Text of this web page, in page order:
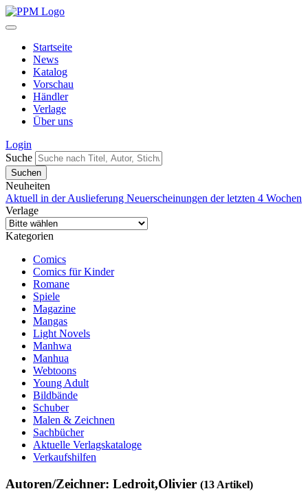
Startseite
News
Katalog
Vorschau
Händler
Verlage
Über uns
Login
Suche
Neuheiten
Aktuell in der Auslieferung Neuerscheinungen der letzten 4 Wochen
Verlage
Kategorien
Comics
Comics für Kinder
Romane
Spiele
Magazine
Mangas
Light Novels
Manhwa
Manhua
Webtoons
Young Adult
Bildbände
Schuber
Malen & Zeichnen
Sachbücher
Aktuelle Verlagskataloge
Verkaufshilfen
Autoren/Zeichner: Ledroit,Olivier (13 Artikel)